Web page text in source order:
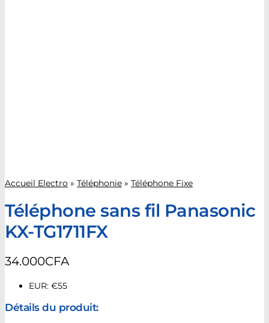
Accueil Electro » Téléphonie » Téléphone Fixe
Téléphone sans fil Panasonic
KX-TG1711FX
34.000CFA
EUR: €55
Détails du produit: